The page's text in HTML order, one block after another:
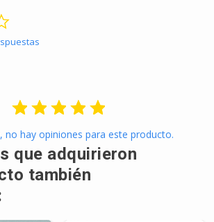
no hay opiniones para este producto.
que adquirieron
también